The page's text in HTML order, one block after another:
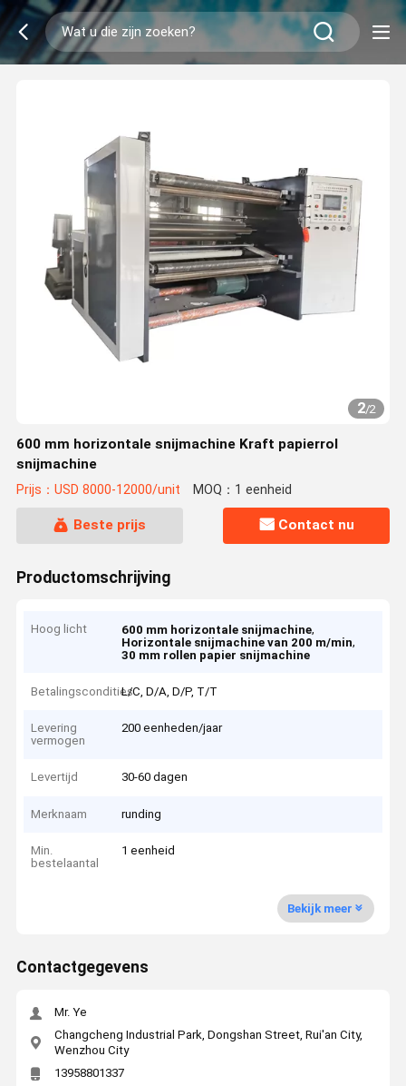
2/2
600 mm horizontale snijmachine Kraft papierrol
snijmachine
Prijs：USD 8000-12000/unit MOQ：1 eenheid
Beste prijs Contact nu
Productomschrijving
Hoog licht 600 mm horizontale snijmachine,
Horizontale snijmachine van 200 m/min,
30 mm rollen papier snijmachine
BetalingsconditiesL/C, D/A, D/P, T/T
Levering
vermogen
200 eenheden/jaar
Levertijd 30-60 dagen
Merknaam runding
Min.
bestelaantal
1 eenheid
Bekijk meer
Contactgegevens
Mr. Ye
Changcheng Industrial Park, Dongshan Street, Rui'an City,
Wenzhou City
13958801337